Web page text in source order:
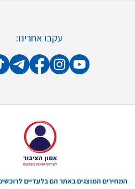
עקבו אחרינו:
המחירים המוצגים באתר הם בלעדיים